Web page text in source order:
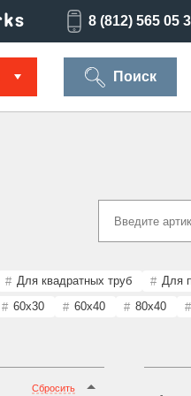
8 (812) 565 05
Поиск
Для квадратных труб Для
60x30 60x40 80x40
Сбросить